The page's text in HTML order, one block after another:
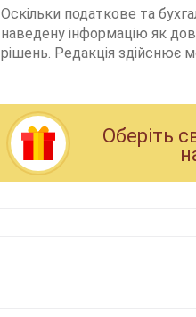
Оскільки податкове та
наведену інформацію як
рішень. Редакція здійснює
Оберiть